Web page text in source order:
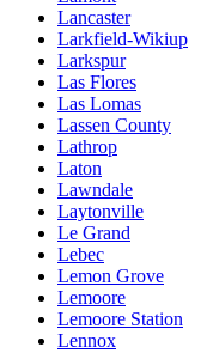
Lancaster
Larkfield-Wikiup
Larkspur
Las Flores
Las Lomas
Lassen County
Lathrop
Laton
Lawndale
Laytonville
Le Grand
Lebec
Lemon Grove
Lemoore
Lemoore Station
Lennox